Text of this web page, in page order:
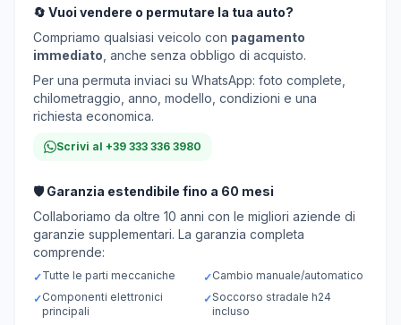
🔄 Vuoi vendere o permutare la tua auto?
Compriamo qualsiasi veicolo con pagamento
immediato , anche senza obbligo di acquisto.
Per una permuta inviaci su WhatsApp: foto complete,
chilometraggio, anno, modello, condizioni e una
richiesta economica.
Scrivi al +39 333 336 3980
🛡️ Garanzia estendibile fino a 60 mesi
Collaboriamo da oltre 10 anni con le migliori aziende di
garanzie supplementari. La garanzia completa
comprende:
✓Tutte le parti meccaniche ✓Cambio manuale/automatico
✓Componenti elettronici
principali
✓Soccorso stradale h24
incluso